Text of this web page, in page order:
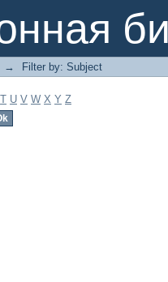
→ Filter by: Subject
T U V W X Y Z